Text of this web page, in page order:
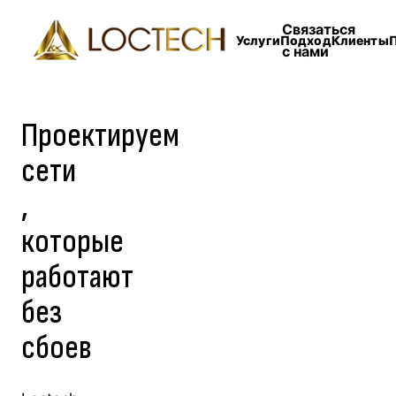
УслугиПодходКлиенты
Связаться
с нами
Проектируем
сети
,
которые
работают
без
сбоев